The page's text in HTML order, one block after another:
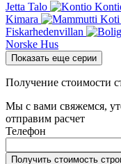
Jetta Talo
Kimara
Fiskarhedenvillan
Norske Hus
Показать еще серии
Получение стоимости
Мы с вами свяжемся,
отправим расчет
Телефон
Получить стоимость